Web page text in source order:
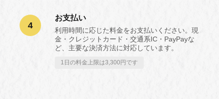
4
お支払い
利用時間に応じた料金をお支払いください。現
金・クレジットカード・交通系IC・PayPayな
ど、主要な決済方法に対応しています。
1日の料金上限は3,300円です